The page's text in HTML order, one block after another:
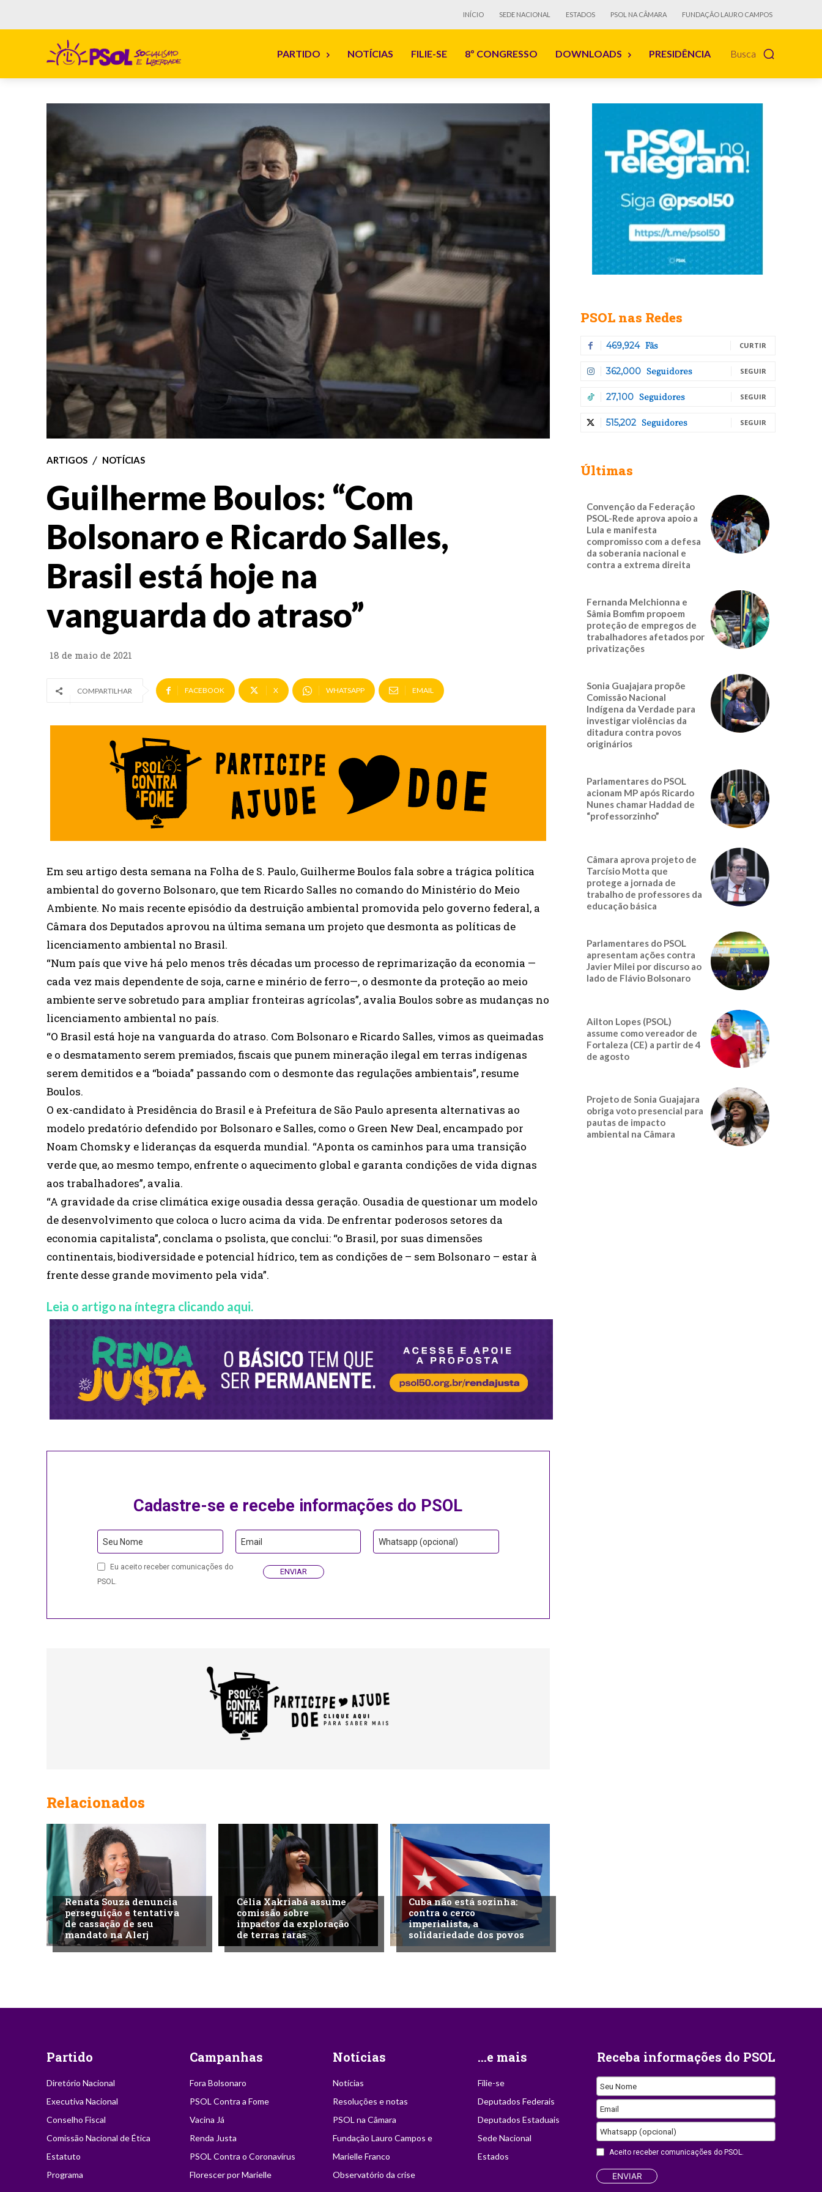
INÍCIO SEDE NACIONAL ESTADOS PSOL NA CÂMARA FUNDAÇÃO LAURO CAMPOS
Busca
PARTIDO NOTÍCIAS FILIE-SE 8º CONGRESSO DOWNLOADS PRESIDÊNCIA
ARTIGOS NOTÍCIAS
Guilherme Boulos: “Com
Bolsonaro e Ricardo Salles,
Brasil está hoje na
vanguarda do atraso”
18 de maio de 2021
COMPARTILHAR FACEBOOK X WHATSAPP EMAIL
Em seu artigo desta semana na Folha de S. Paulo, Guilherme Boulos fala sobre a trágica política
ambiental do governo Bolsonaro, que tem Ricardo Salles no comando do Ministério do Meio
Ambiente. No mais recente episódio da destruição ambiental promovida pelo governo federal, a
Câmara dos Deputados aprovou na última semana um projeto que desmonta as políticas de
licenciamento ambiental no Brasil.
“Num país que vive há pelo menos três décadas um processo de reprimarização da economia —
cada vez mais dependente de soja, carne e minério de ferro—, o desmonte da proteção ao meio
ambiente serve sobretudo para ampliar fronteiras agrícolas”, avalia Boulos sobre as mudanças no
licenciamento ambiental no país.
“O Brasil está hoje na vanguarda do atraso. Com Bolsonaro e Ricardo Salles, vimos as queimadas
e o desmatamento serem premiados, fiscais que punem mineração ilegal em terras indígenas
serem demitidos e a “boiada” passando com o desmonte das regulações ambientais”, resume
Boulos.
O ex-candidato à Presidência do Brasil e à Prefeitura de São Paulo apresenta alternativas ao
modelo predatório defendido por Bolsonaro e Salles, como o Green New Deal, encampado por
Noam Chomsky e lideranças da esquerda mundial. “Aponta os caminhos para uma transição
verde que, ao mesmo tempo, enfrente o aquecimento global e garanta condições de vida dignas
aos trabalhadores”, avalia.
“A gravidade da crise climática exige ousadia dessa geração. Ousadia de questionar um modelo
de desenvolvimento que coloca o lucro acima da vida. De enfrentar poderosos setores da
economia capitalista”, conclama o psolista, que conclui: “o Brasil, por suas dimensões
continentais, biodiversidade e potencial hídrico, tem as condições de – sem Bolsonaro – estar à
frente desse grande movimento pela vida”.
Leia o artigo na íntegra clicando aqui.
Cadastre-se e recebe informações do PSOL
Seu Nome Email Whatsapp (opcional)
Email
Address
Eu aceito receber comunicações do
PSOL.
ENVIAR
Relacionados
Renata Souza denuncia
perseguição e tentativa
de cassação de seu
mandato na Alerj
Célia Xakriabá assume
comissão sobre
impactos da exploração
de terras raras
Cuba não está sozinha:
contra o cerco
imperialista, a
solidariedade dos povos
PSOL nas Redes
469,924 Fãs CURTIR
362,000 Seguidores SEGUIR
27,100 Seguidores SEGUIR
515,202 Seguidores SEGUIR
Últimas
Convenção da Federação
PSOL-Rede aprova apoio a
Lula e manifesta
compromisso com a defesa
da soberania nacional e
contra a extrema direita
Fernanda Melchionna e
Sâmia Bomfim propoem
proteção de empregos de
trabalhadores afetados por
privatizações
Sonia Guajajara propõe
Comissão Nacional
Indígena da Verdade para
investigar violências da
ditadura contra povos
originários
Parlamentares do PSOL
acionam MP após Ricardo
Nunes chamar Haddad de
“professorzinho”
Câmara aprova projeto de
Tarcísio Motta que
protege a jornada de
trabalho de professores da
educação básica
Parlamentares do PSOL
apresentam ações contra
Javier Milei por discurso ao
lado de Flávio Bolsonaro
Ailton Lopes (PSOL)
assume como vereador de
Fortaleza (CE) a partir de 4
de agosto
Projeto de Sonia Guajajara
obriga voto presencial para
pautas de impacto
ambiental na Câmara
Partido
Diretório Nacional
Executiva Nacional
Conselho Fiscal
Comissão Nacional de Ética
Estatuto
Programa
Campanhas
Fora Bolsonaro
PSOL Contra a Fome
Vacina Já
Renda Justa
PSOL Contra o Coronavírus
Florescer por Marielle
Notícias
Notícias
Resoluções e notas
PSOL na Câmara
Fundação Lauro Campos e
Marielle Franco
Observatório da crise
...e mais
Filie-se
Deputados Federais
Deputados Estaduais
Sede Nacional
Estados
Receba informações do PSOL
Contact
Email
Seu Nome
Email
Whatsapp (opcional)
Aceito receber comunicações do PSOL.
ENVIAR